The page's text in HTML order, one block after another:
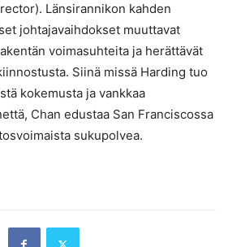
Länsirannikon kahden
johtajavaihdokset muuttavat
voimasuhteita ja herättävät
Siinä missä Harding tuo
kokemusta ja vankkaa
Chan edustaa San Franciscossa
sukupolvea.